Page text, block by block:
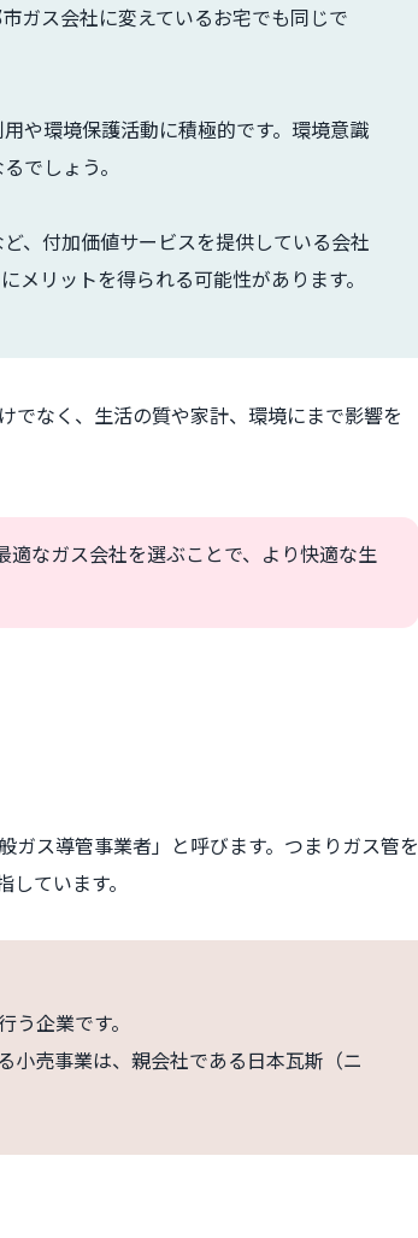
ガス会社に変えているお宅でも同じで
や環境保護活動に積極的です。環境意識
でしょう。
、付加価値サービスを提供している会社
メリットを得られる可能性があります。
でなく、生活の質や家計、環境にまで影響を
適なガス会社を選ぶことで、より快適な生
ス導管事業者」と呼びます。つまりガス管を
ています。
企業です。
小売事業は、親会社である日本瓦斯（ニ